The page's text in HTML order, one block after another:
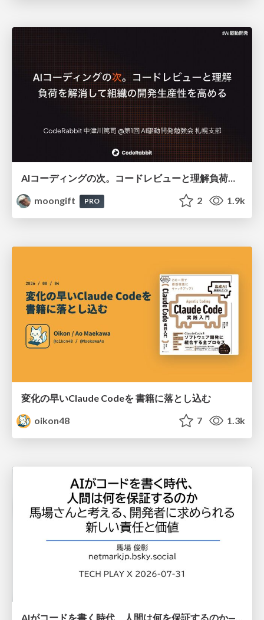
AIコーディングの次。コードレビューと理解負荷を解消して組織の開発生産性を高める
moongift
PRO 2 1.9k
変化の早いClaude Codeを 書籍に落とし込む
oikon48
7 1.3k